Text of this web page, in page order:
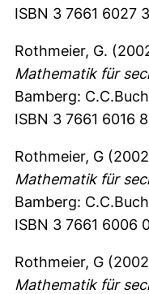
ISBN 3 7661 6027 3
Rothmeier, G.
Mathematik für
Bamberg:
ISBN 3 7661 6016 8
Rothmeier, G
Mathematik für
Bamberg:
ISBN 3 7661 6006
Rothmeier, G
Mathematik für